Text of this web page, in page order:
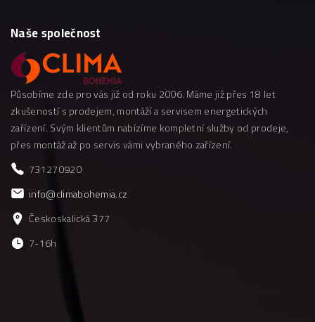
Našespolečnost
Působíme zde pro vás již od roku 2006. Máme již přes 18 let
zkušeností s prodejem, montáží a servisem energetických
zařízení. Svým klientům nabízíme kompletní služby od prodeje,
přes montáž až po servis vámi vybraného zařízení.
731270920
info@climabohemia.cz
Českoskalická 377
7-16h